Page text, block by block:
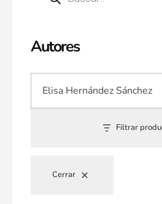
Autores
Filtrar
Cerrar